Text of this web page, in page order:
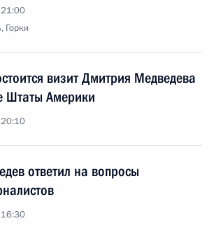
Горки
визит Дмитрия Медведева
Штаты Америки
ответил на вопросы